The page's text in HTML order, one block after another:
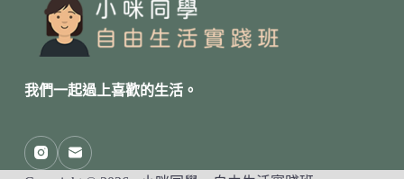
我們一起過上喜歡的生活。